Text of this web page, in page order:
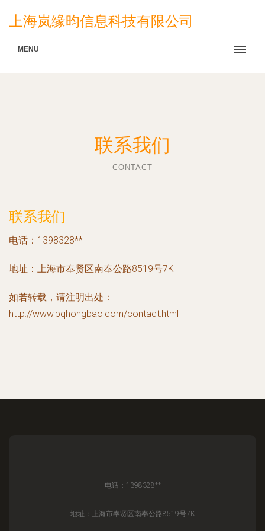
上海岚缘昀信息科技有限公司
MENU
联系我们
CONTACT
联系我们
电话：1398328**
地址：上海市奉贤区南奉公路8519号7K
如若转载，请注明出处：
http://www.bqhongbao.com/contact.html
电话：1398328**
地址：上海市奉贤区南奉公路8519号7K